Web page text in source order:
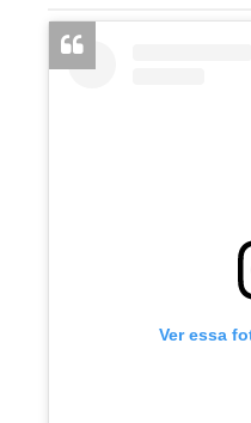
Ver essa